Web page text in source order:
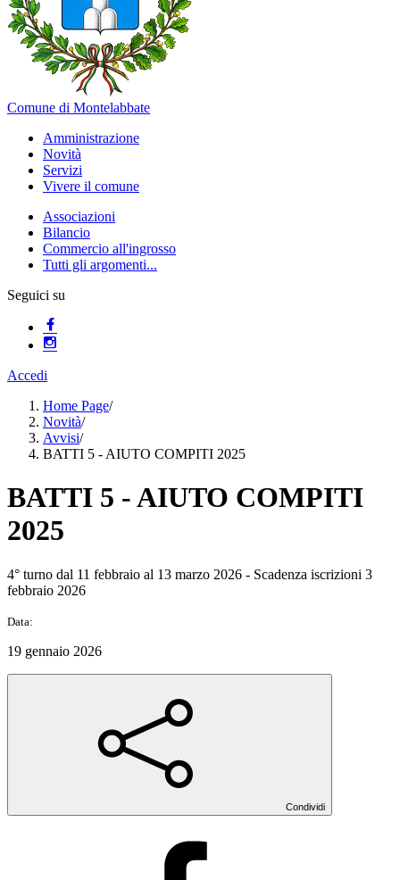
Comune di Montelabbate
Amministrazione
Novità
Servizi
Vivere il comune
Associazioni
Bilancio
Commercio all'ingrosso
Tutti gli argomenti...
Seguici su
Accedi
Home Page/
Novità/
Avvisi/
BATTI 5 - AIUTO COMPITI 2025
BATTI 5 - AIUTO COMPITI
2025
4° turno dal 11 febbraio al 13 marzo 2026 - Scadenza iscrizioni 3
febbraio 2026
Data:
19 gennaio 2026
Condividi